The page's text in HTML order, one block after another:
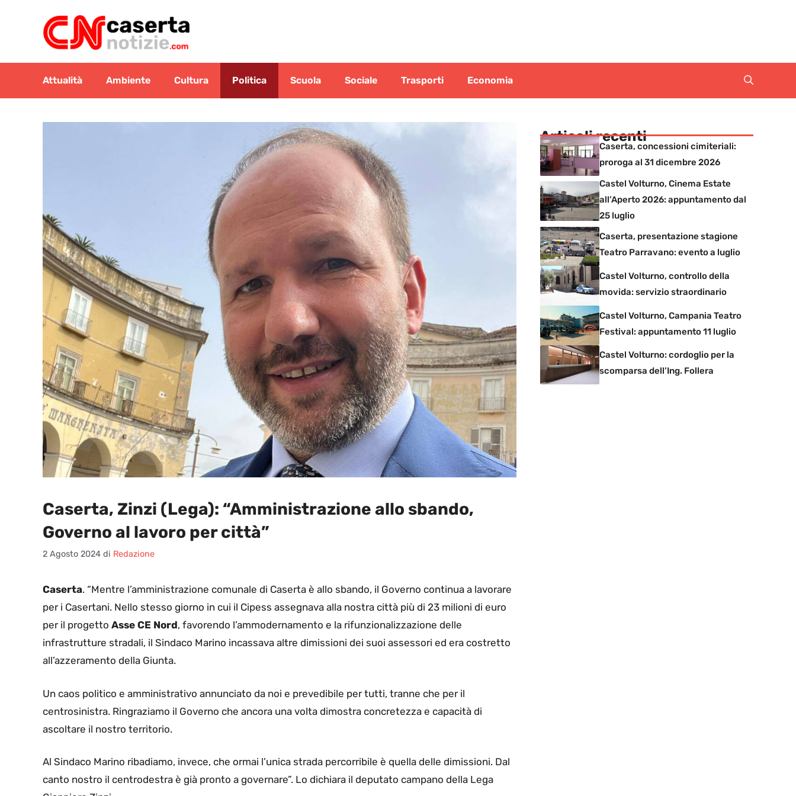
contenuto
Attualità Ambiente Cultura Politica Scuola Sociale Trasporti Economia
Caserta, Zinzi (Lega): “Amministrazione allo sbando,
Governo al lavoro per città”
2 Agosto 2024 di Redazione
Caserta. “Mentre l’amministrazione comunale di Caserta è allo sbando, il Governo continua a lavorare
per i Casertani. Nello stesso giorno in cui il Cipess assegnava alla nostra città più di 23 milioni di euro
per il progetto Asse CE Nord, favorendo l’ammodernamento e la rifunzionalizzazione delle
infrastrutture stradali, il Sindaco Marino incassava altre dimissioni dei suoi assessori ed era costretto
all’azzeramento della Giunta.
Un caos politico e amministrativo annunciato da noi e prevedibile per tutti, tranne che per il
centrosinistra. Ringraziamo il Governo che ancora una volta dimostra concretezza e capacità di
ascoltare il nostro territorio.
Al Sindaco Marino ribadiamo, invece, che ormai l’unica strada percorribile è quella delle dimissioni. Dal
canto nostro il centrodestra è già pronto a governare”. Lo dichiara il deputato campano della Lega
Articoli recenti
Caserta, concessioni cimiteriali:
proroga al 31 dicembre 2026
Castel Volturno, Cinema Estate
all’Aperto 2026: appuntamento dal
25 luglio
Caserta, presentazione stagione
Teatro Parravano: evento a luglio
Castel Volturno, controllo della
movida: servizio straordinario
Castel Volturno, Campania Teatro
Festival: appuntamento 11 luglio
Castel Volturno: cordoglio per la
scomparsa dell’Ing. Follera